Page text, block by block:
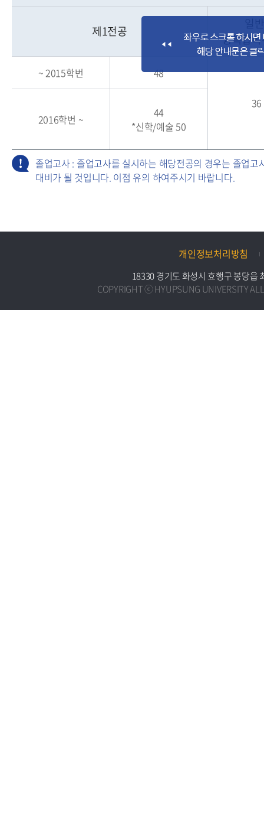
제1전공
융복합
~ 2015학번 48
36
2016학번 ~
44
*신학/예술 50
졸업고사 : 졸업고사를 실시하는 해당전공의 경우는 졸업
대비가 될 것입니다. 이점 유의 하여주시기 바랍니다.
개인정보처리방침
18330 경기도 화성시 효행구 봉당읍
COPYRIGHT ⓒ HYUPSUNG UNIVERSITY